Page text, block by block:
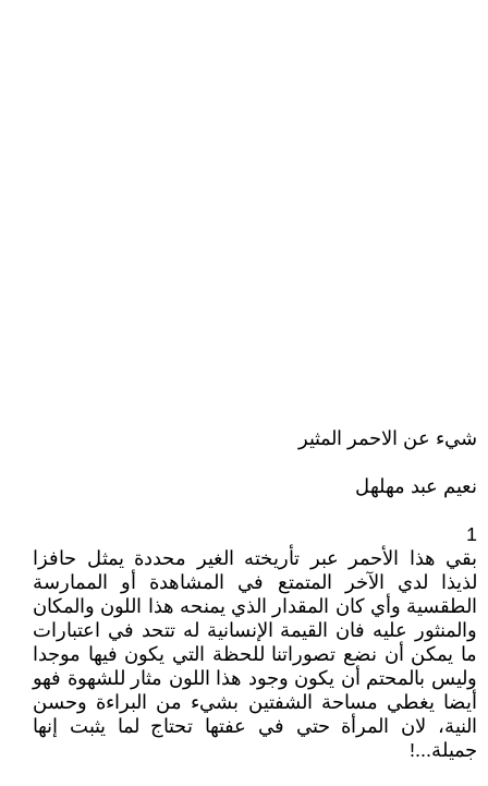
شيء عن الاحمر المثير
نعيم عبد مهلهل
1
بقي هذا الأحمر عبر تأريخته الغير محددة يمثل حافزا
لذيذا لدي الآخر المتمتع في المشاهدة أو الممارسة
الطقسية وأي كان المقدار الذي يمنحه هذا اللون والمكان
والمنثور عليه فان القيمة الإنسانية له تتحد في اعتبارات
ما يمكن أن نضع تصوراتنا للحظة التي يكون فيها موجدا
وليس بالمحتم أن يكون وجود هذا اللون مثار للشهوة فهو
أيضا يغطي مساحة الشفتين بشيء من البراءة وحسن
النية، لان المرأة حتي في عفتها تحتاج لما يثبت إنها
جميلة...!